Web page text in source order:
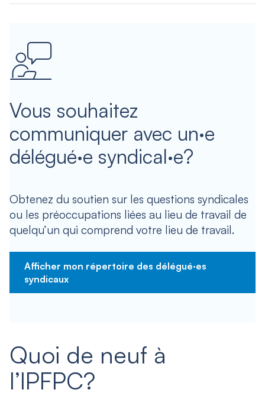
Vous souhaitez
communiquer avec un·e
délégué·e syndical·e?
Obtenez du soutien sur les questions syndicales
ou les préoccupations liées au lieu de travail de
quelqu’un qui comprend votre lieu de travail.
Afficher mon répertoire des délégué·es
syndicaux
Quoi de neuf à
l’IPFPC?